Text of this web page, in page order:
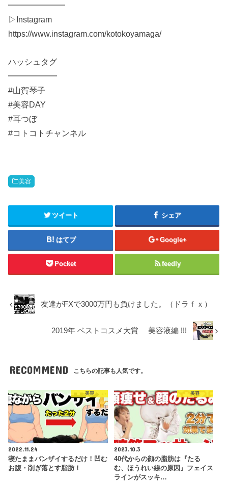
━━━━━━━
▷Instagram
https://www.instagram.com/kotokoyamaga/
ハッシュタグ
━━━━━━
#山賀琴子
#美容DAY
#耳つぼ
#コトコトチャンネル
美容
ツイート シェア
はてブ Google+
Pocket feedly
友達がFXで3000万円も負けました。（ドラｆｘ）
2019年 ベストコスメ大賞 美容液編 !!!
RECOMMEND こちらの記事も人気です。
美容
2022.11.24
寝たままバンザイするだけ！凹む
お腹・削ぎ落とす脂肪！
美容
2023.10.3
40代からの顔の脂肪は『たる
む、ほうれい線の原因』フェイス
ラインがスッキ…